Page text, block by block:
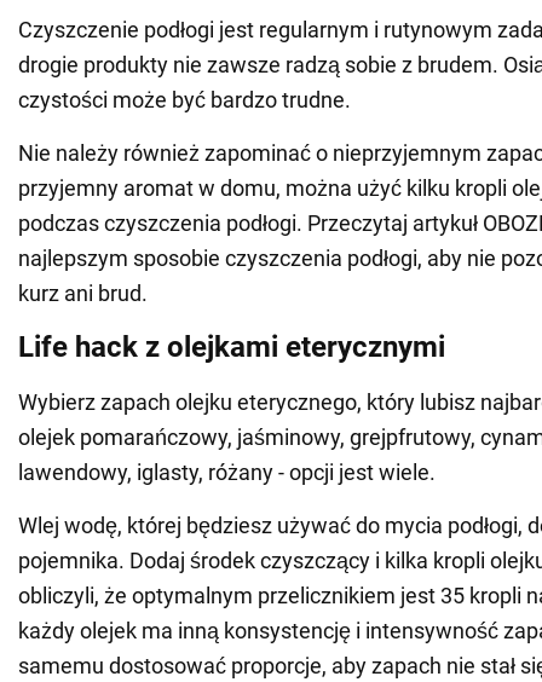
Czyszczenie podłogi jest regularnym i rutynowym
drogie produkty nie zawsze radzą sobie z brudem.
czystości może być bardzo trudne.
Nie należy również zapominać o nieprzyjemnym
przyjemny aromat w domu, można użyć kilku kropli
podczas czyszczenia podłogi. Przeczytaj artykuł
najlepszym sposobie czyszczenia podłogi, aby nie
kurz ani brud.
Life hack z olejkami eterycznymi
Wybierz zapach olejku eterycznego, który lubisz
olejek pomarańczowy, jaśminowy, grejpfrutowy,
lawendowy, iglasty, różany - opcji jest wiele.
Wlej wodę, której będziesz używać do mycia podłogi,
pojemnika. Dodaj środek czyszczący i kilka kropli
obliczyli, że optymalnym przelicznikiem jest 35 kropli
każdy olejek ma inną konsystencję i intensywność
samemu dostosować proporcje, aby zapach nie stał